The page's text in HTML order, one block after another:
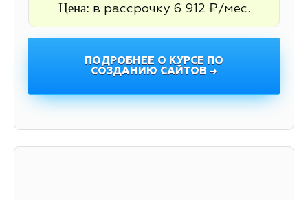
Цена: в рассрочку 6 912 ₽/мес.
ПОДРОБНЕЕ О КУРСЕ ПО
СОЗДАНИЮ САЙТОВ →